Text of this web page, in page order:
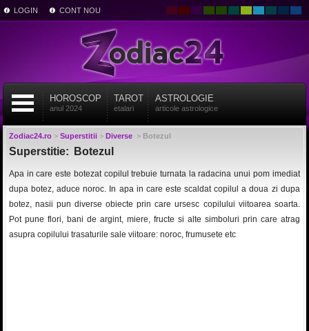
LOGIN CONT NOU
HOROSCOP
anul 2024
TAROT
etalari
ASTROLOGIE
articole astrologice
Zodiac24.ro> Superstitii> Diverse> Botezul
Superstitie: Botezul
Apa in care este botezat copilul trebuie turnata la radacina unui pom imediat
dupa botez, aduce noroc. In apa in care este scaldat copilul a doua zi dupa
botez, nasii pun diverse obiecte prin care ursesc copilului viitoarea soarta.
Pot pune flori, bani de argint, miere, fructe si alte simboluri prin care atrag
asupra copilului trasaturile sale viitoare: noroc, frumusete etc